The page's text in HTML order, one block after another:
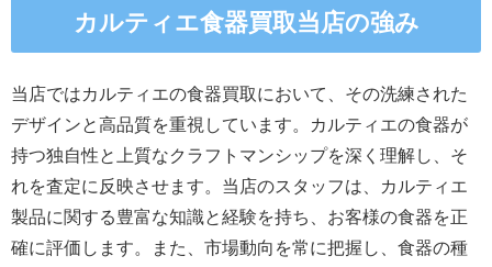
カルティエ食器買取当店の強み
当店ではカルティエの食器買取において、その洗練された
デザインと高品質を重視しています。カルティエの食器が
持つ独自性と上質なクラフトマンシップを深く理解し、そ
れを査定に反映させます。当店のスタッフは、カルティエ
製品に関する豊富な知識と経験を持ち、お客様の食器を正
確に評価します。また、市場動向を常に把握し、食器の種